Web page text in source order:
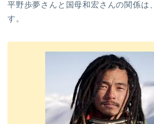
平野歩夢さんと国母和宏さんの関係は、
す。